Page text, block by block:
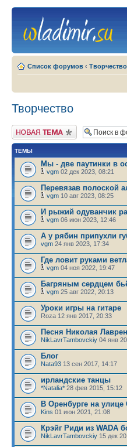
Список форумов ‹ Творчество
Творчество
Новая тема
ТЕМЫ
Мы - две паутинки в
vgm 02 дек 2023, 08:21
Перевязав полоской
vgm 10 авг 2023, 08:25
И рыжий одуванчик
vgm 06 июн 2023, 12:46
А у рябин припухли
vgm 24 янв 2023, 17:34
Где ловит руками
vgm 04 ноя 2022, 19:47
Багряным сердцем
vgm 25 авг 2022, 20:13
Уроки игры на гитаре
Roza 12 янв 2017, 20:33
Песня Николая
NikLavrTambovckiy 04 янв
Блог
Nata93 13 сен 2017, 14:17
ирландские танцы
*Natalia* 28 фев 2015, 15:12
В Оренбурге на
Kins 01 июн 2021, 21:08
Крэйг Риди из
NikLavrTambovckiy 15 дек